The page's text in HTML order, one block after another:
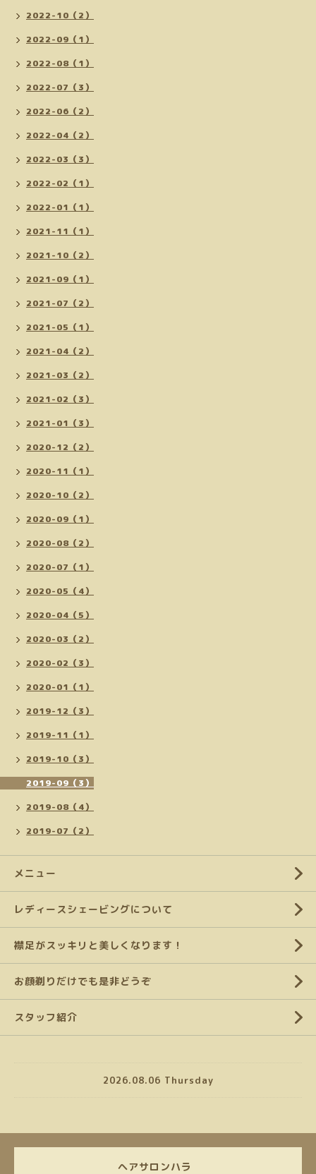
2022-10（2）
2022-09（1）
2022-08（1）
2022-07（3）
2022-06（2）
2022-04（2）
2022-03（3）
2022-02（1）
2022-01（1）
2021-11（1）
2021-10（2）
2021-09（1）
2021-07（2）
2021-05（1）
2021-04（2）
2021-03（2）
2021-02（3）
2021-01（3）
2020-12（2）
2020-11（1）
2020-10（2）
2020-09（1）
2020-08（2）
2020-07（1）
2020-05（4）
2020-04（5）
2020-03（2）
2020-02（3）
2020-01（1）
2019-12（3）
2019-11（1）
2019-10（3）
2019-09（3）
2019-08（4）
2019-07（2）
メニュー
レディースシェービングについて
襟足がスッキリと美しくなります！
お顔剃りだけでも是非どうぞ
スタッフ紹介
2026.08.06 Thursday
ヘアサロンハラ